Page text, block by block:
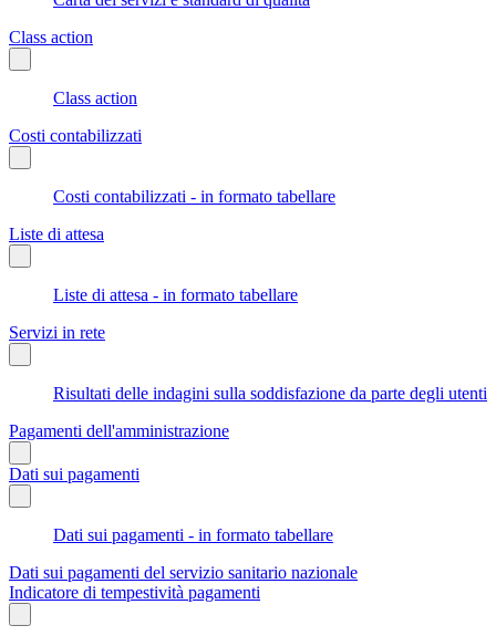
Class action
Class action
Costi contabilizzati
Costi contabilizzati - in formato tabellare
Liste di attesa
Liste di attesa - in formato tabellare
Servizi in rete
Risultati delle indagini sulla soddisfazione da parte degli utenti
Pagamenti dell'amministrazione
Dati sui pagamenti
Dati sui pagamenti - in formato tabellare
Dati sui pagamenti del servizio sanitario nazionale
Indicatore di tempestività pagamenti